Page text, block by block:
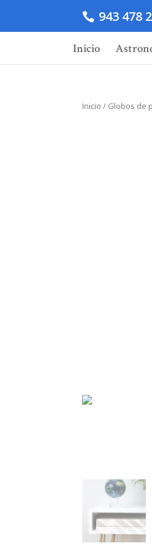
943 478
Inicio
Inicio / Globos de